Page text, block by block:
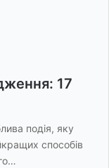
17
подія, яку
способів